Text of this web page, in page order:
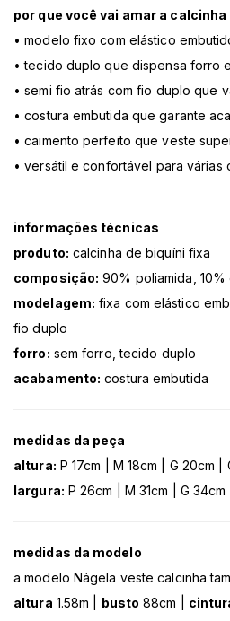
por que você vai amar a calcinha
• modelo fixo com elástico
• tecido duplo que dispensa forro
• semi fio atrás com fio duplo que
• costura embutida que garante
• caimento perfeito que veste
• versátil e confortável para
informações técnicas
produto: calcinha de biquíni fixa
composição: 90% poliamida, 10%
modelagem: fixa com elástico
fio duplo
forro: sem forro, tecido duplo
acabamento: costura embutida
medidas da peça
altura: P 17cm | M 18cm | G 20cm |
largura: P 26cm | M 31cm | G 34cm
medidas da modelo
a modelo Nágela veste calcinha
altura 1.58m | busto 88cm |